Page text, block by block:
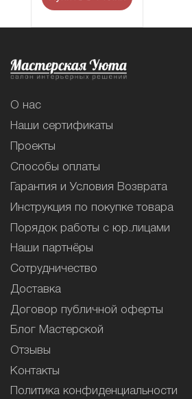
О нас
Наши сертификаты
Проекты
Способы оплаты
Гарантия и Условия Возврата
Инструкция по покупке товара
Порядок работы с юр.лицами
Наши партнёры
Сотрудничество
Доставка
Договор публичной оферты
Блог Мастерской
Отзывы
Контакты
Политика конфиденциальности